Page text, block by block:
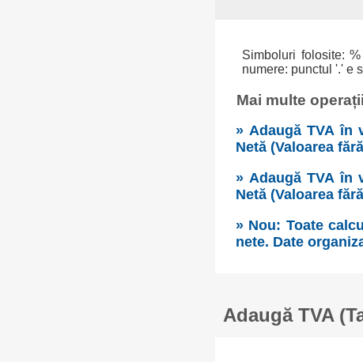
Simboluri folosite:
numere: punctul '.' e
Mai multe
» Adaugă TVA în
Netă (Valoarea
» Adaugă TVA în
Netă (Valoarea
» Nou: Toate
nete. Date
Adaugă TVA